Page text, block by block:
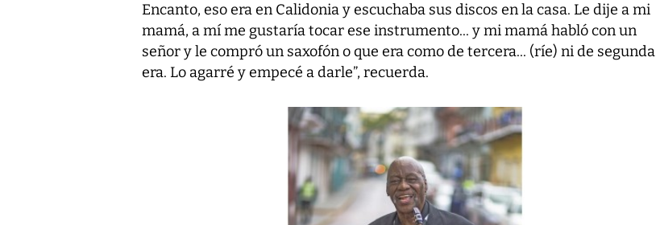
Encanto, eso era en Calidonia y escuchaba sus discos en la casa. Le dije a mi
mamá, a mí me gustaría tocar ese instrumento... y mi mamá habló con un
señor y le compró un saxofón o que era como de tercera... (ríe) ni de segunda
era. Lo agarré y empecé a darle”, recuerda.